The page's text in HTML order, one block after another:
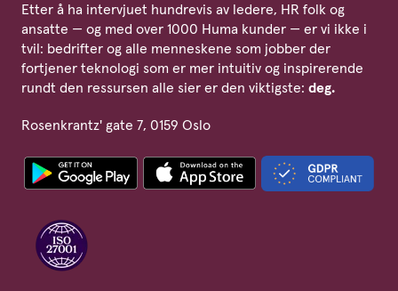
Etter å ha intervjuet hundrevis av ledere, HR folk og
ansatte — og med over 1000 Huma kunder — er vi ikke i
tvil: bedrifter og alle menneskene som jobber der
fortjener teknologi som er mer intuitiv og inspirerende
rundt den ressursen alle sier er den viktigste: deg.
Rosenkrantz' gate 7, 0159 Oslo